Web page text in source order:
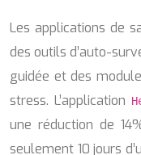
Les applications de
des outils d’auto-
guidée et des
stress. L’application
une réduction de
seulement 10 jours